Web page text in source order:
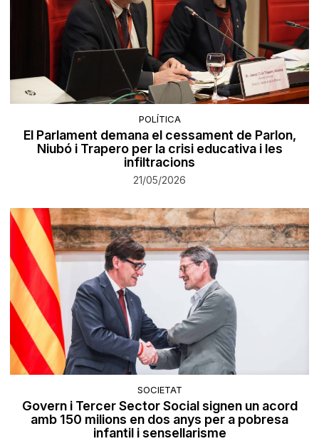
POLÍTICA
El Parlament demana el cessament de Parlon,
Niubó i Trapero per la crisi educativa i les
infiltracions
21/05/2026
SOCIETAT
Govern i Tercer Sector Social signen un acord
amb 150 milions en dos anys per a pobresa
infantil i sensellarisme